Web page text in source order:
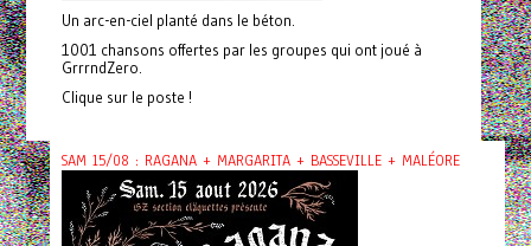
Un arc-en-ciel planté dans le béton.
1001 chansons offertes par les groupes qui ont joué à
GrrrndZero.
Clique sur le poste !
SAM 15/08 : RAGANA + MARGARITA + BASSEVILLE + MALÉORE